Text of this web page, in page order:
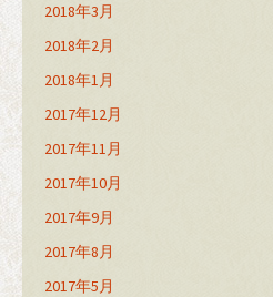
2018年3月
2018年2月
2018年1月
2017年12月
2017年11月
2017年10月
2017年9月
2017年8月
2017年5月